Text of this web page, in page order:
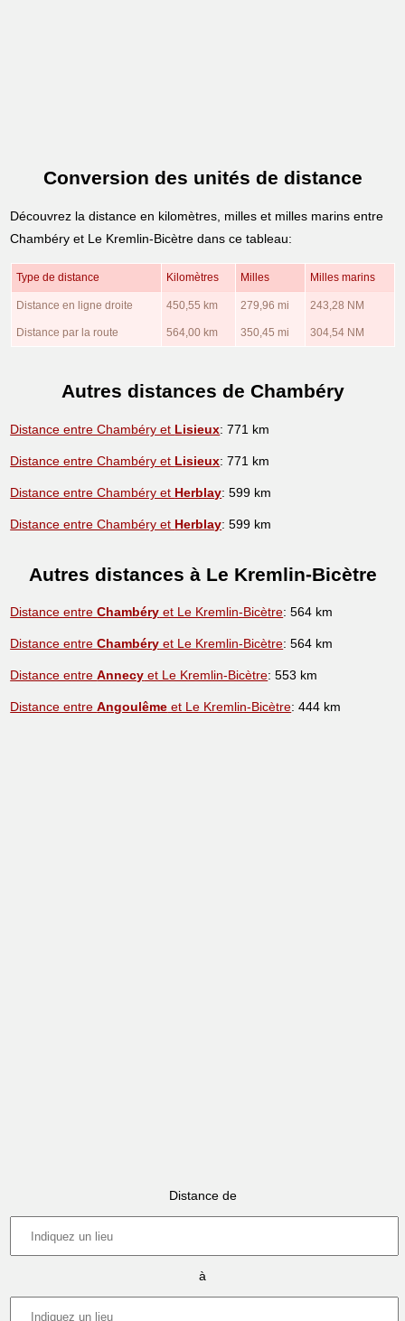
Conversion des unités de distance
Découvrez la distance en kilomètres, milles et milles marins entre
Chambéry et Le Kremlin-Bicètre dans ce tableau:
Type de distance Kilomètres Milles Milles marins
Distance en ligne droite 450,55 km 279,96 mi 243,28 NM
Distance par la route 564,00 km 350,45 mi 304,54 NM
Autres distances de Chambéry
Distance entre Chambéry et Lisieux: 771 km
Distance entre Chambéry et Lisieux: 771 km
Distance entre Chambéry et Herblay: 599 km
Distance entre Chambéry et Herblay: 599 km
Autres distances à Le Kremlin-Bicètre
Distance entreChambéry et Le Kremlin-Bicètre: 564 km
Distance entreChambéry et Le Kremlin-Bicètre: 564 km
Distance entreAnnecy et Le Kremlin-Bicètre: 553 km
Distance entreAngoulême et Le Kremlin-Bicètre: 444 km
Distance de
à